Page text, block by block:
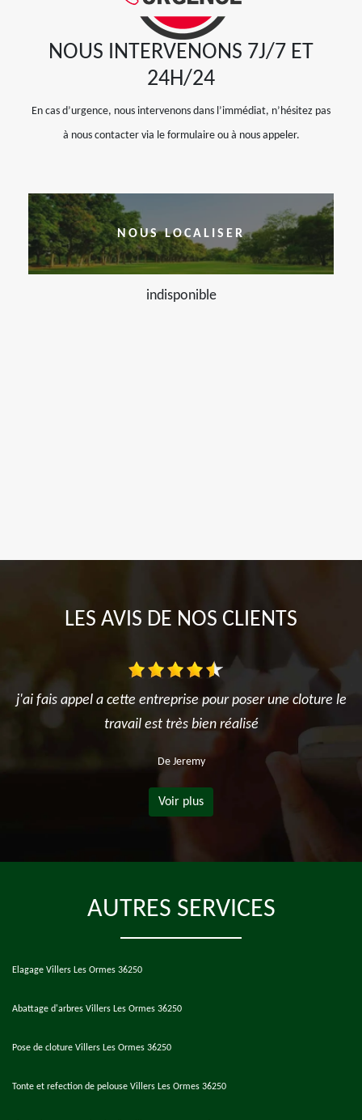
NOUS INTERVENONS 7J/7 ET
24H/24
En cas d’urgence, nous intervenons dans l’immédiat, n’hésitez pas
à nous contacter via le formulaire ou à nous appeler.
NOUS LOCALISER
indisponible
LES AVIS DE NOS CLIENTS
j'ai fais appel a cette entreprise pour poser une cloture le
travail est très bien réalisé
De Jeremy
Voir plus
AUTRES SERVICES
Elagage Villers Les Ormes 36250
Abattage d'arbres Villers Les Ormes 36250
Pose de cloture Villers Les Ormes 36250
Tonte et refection de pelouse Villers Les Ormes 36250